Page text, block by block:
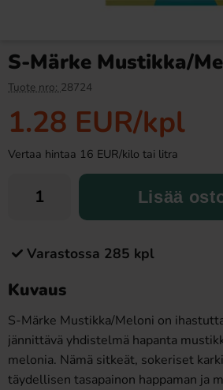
Ronny & Ragge Buttcracker
Osta
S-Märke Mustikka/
Tuote nro: 28724
1.28 EUR/kpl
Vertaa hintaa 16 EUR/kilo tai litra
Lisää
Varastossa 285 kpl
Kuvaus
S-Märke Mustikka/Meloni on
jännittävä yhdistelmä hapanta
melonia. Nämä sitkeät, sokeriset
täydellisen tasapainon happaman ja